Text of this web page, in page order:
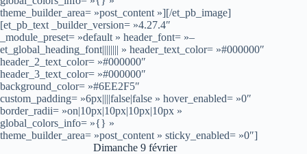
theme_builder_area= »post_content »][/et_pb_image]
[et_pb_text _builder_version= »4.27.4″
_module_preset= »default » header_font= »–
et_global_heading_font|||||||| » header_text_color= »#000000″
header_2_text_color= »#000000″
header_3_text_color= »#000000″
background_color= »#6EE2F5″
custom_padding= »6px||||false|false » hover_enabled= »0″
border_radii= »on|10px|10px|10px|10px »
global_colors_info= »{} »
theme_builder_area= »post_content » sticky_enabled= »0″]
Dimanche 9 février